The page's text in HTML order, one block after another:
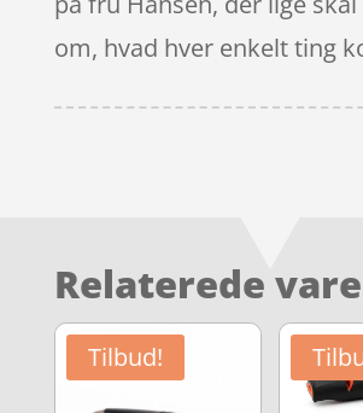
om, hvad hver enkelt ting
Relaterede
Tilbud!